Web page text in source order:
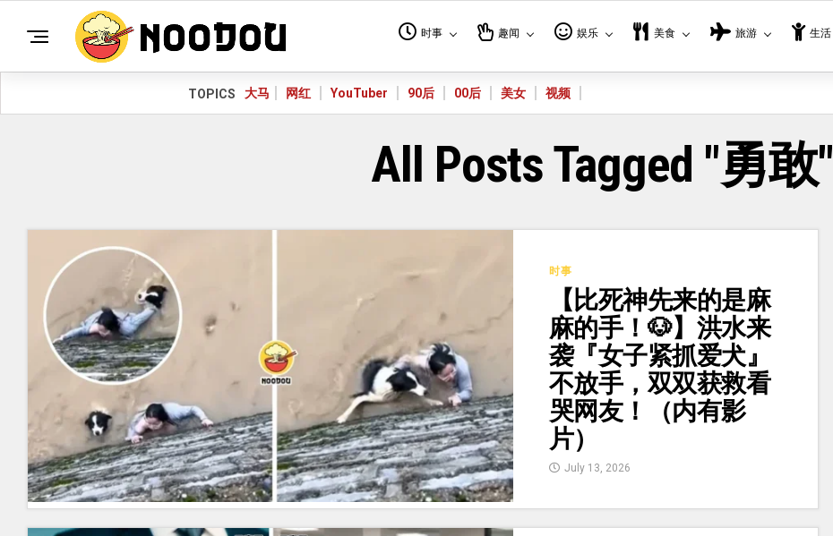
时事 趣闻 娱乐 美食 旅游 生活
TOPICS 大马 网红 YouTuber 90后 00后 美女 视频
All Posts Tagged "勇敢"
时事
【比死神先来的是麻
麻的手！🐶】洪水来
袭『女子紧抓爱犬』
不放手，双双获救看
哭网友！（内有影
片）
July 13, 2026